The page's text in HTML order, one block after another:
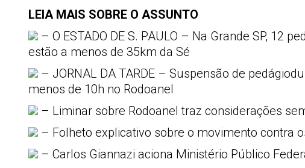
LEIA MAIS SOBRE O ASSUNTO
– O ESTADO DE S. PAULO – Na Grande SP, 12
estão a menos de 35km da Sé
– JORNAL DA TARDE – Suspensão de
menos de 10h no Rodoanel
– Liminar sobre Rodoanel traz considerações
– Folheto explicativo sobre o movimento contra
– Carlos Giannazi aciona Ministério Público